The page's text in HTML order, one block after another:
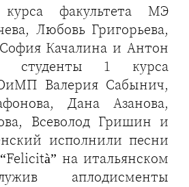
факультета МЭ
Любовь Григорьева,
Качалина и Антон
студенты 1 курса
Валерия Сабынич,
Дана Азанова,
Всеволод Гришин и
исполнили песни
на итальянском
аплодисменты